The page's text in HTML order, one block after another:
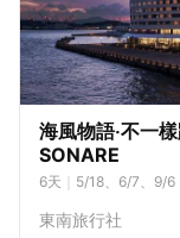
海風物語‧不一
SONARE
6天 5/18、6/7、9/6
東南旅行社